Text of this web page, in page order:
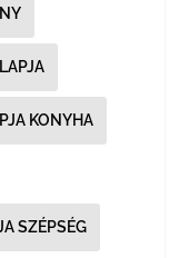
KONYHA
SZÉPSÉG